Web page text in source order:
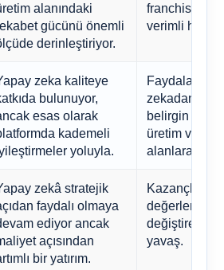
alanındaki
gücünü önemli
derinleştiriyor.
franchise
verimli hale
zeka kaliteye
bulunuyor,
esas olarak
kademeli
yoluyla.
Faydalar
zekadan
belirgin
üretim ve
alanlara
zekâ stratejik
faydalı olmaya
ediyor ancak
açısından
bir yatırım.
Kazançlar
değerlemeyi
değiştirecek
yavaş.